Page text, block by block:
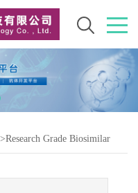
>Research Grade Biosimilar